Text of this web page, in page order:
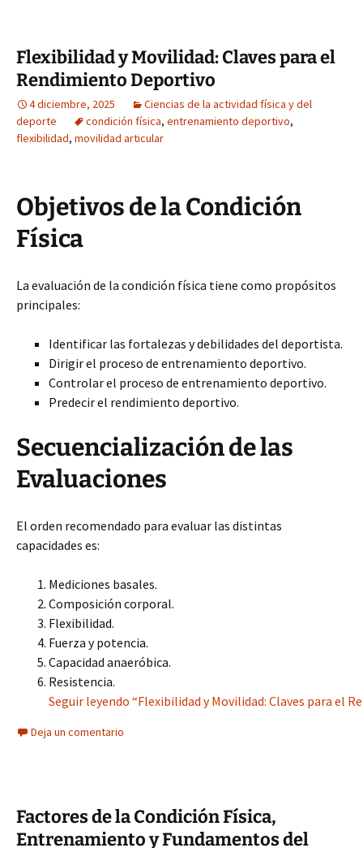
Flexibilidad y Movilidad: Claves para el
Rendimiento Deportivo
4 diciembre, 2025
Ciencias de la actividad física y del
deporte
condición física, entrenamiento deportivo,
flexibilidad, movilidad articular
Objetivos de la Condición
Física
La evaluación de la condición física tiene como propósitos
principales:
Identificar las fortalezas y debilidades del deportista.
Dirigir el proceso de entrenamiento deportivo.
Controlar el proceso de entrenamiento deportivo.
Predecir el rendimiento deportivo.
Secuencialización de las
Evaluaciones
El orden recomendado para evaluar las distintas
capacidades es:
Mediciones basales.
Composición corporal.
Flexibilidad.
Fuerza y potencia.
Capacidad anaeróbica.
Resistencia.
Seguir leyendo “Flexibilidad y Movilidad: Claves para el
Deja un comentario
Factores de la Condición Física,
Entrenamiento y Fundamentos del